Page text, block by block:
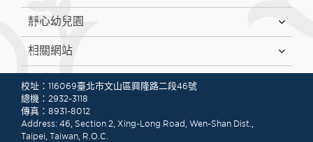
靜心幼兒園
相關網站
校址：116069臺北市文山區興隆路二段46號
總機：2932-3118
傳真：8931-8012
Address: 46, Section 2, Xing-Long Road, Wen-Shan Dist.,
Taipei, Taiwan, R.O.C.